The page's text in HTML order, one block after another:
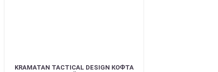
KRAMATAN TACTICAL DESIGN КОФТА